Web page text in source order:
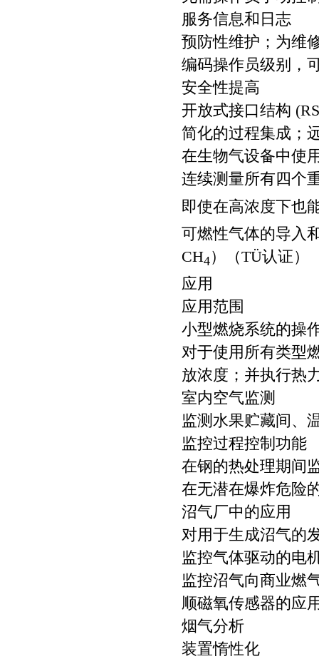
服务信息和日志
预防性维护；为维
编码操作员级别，
安全性提高
开放式接口结构
简化的过程集成；
在生物气设备中使
连续测量所有四个
即使在高浓度下也
可燃性气体的导入
CH4）（TÜ认证）
应用
应用范围
小型燃烧系统的操
对于使用所有类型
放浓度；并执行热
室内空气监测
监测水果贮藏间、
监控过程控制功能
在钢的热处理期间
在无潜在爆炸危险
沼气厂中的应用
对用于生成沼气的
监控气体驱动的电
监控沼气向商业燃
顺磁氧传感器的应
烟气分析
装置惰性化